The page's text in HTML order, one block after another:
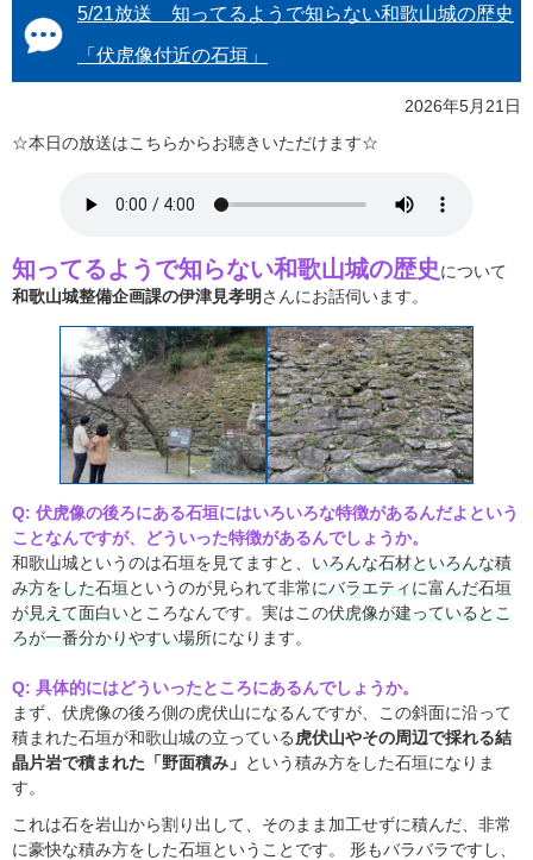
5/21放送 知ってるようで知らない和歌山城の歴史
「伏虎像付近の石垣」
2026年5月21日
☆本日の放送はこちらからお聴きいただけます☆
知ってるようで知らない和歌山城の歴史について
和歌山城整備企画課の伊津見孝明さんにお話伺います。
Q: 伏虎像の後ろにある石垣にはいろいろな特徴があるんだよという
ことなんですが、どういった特徴があるんでしょうか。
和歌山城というのは石垣を見てますと、 いろんな石材といろんな積
み方をした石垣というのが見られて非常にバラエティに富んだ石垣
が見えて面白いところなんです。実はこの伏虎像が建っているとこ
ろが一番分かりやすい場所になります。
Q: 具体的にはどういったところにあるんでしょうか。
まず、伏虎像の後ろ側の虎伏山になるんですが、この斜面に沿って
積まれた石垣が和歌山城の立っている 虎伏山やその周辺で採れる結
晶片岩で積まれた「野面積み」 という積み方をした石垣になりま
す。
これは石を岩山から割り出して、そのまま加工せずに積んだ、非常
に豪快な積み方をした石垣ということです。 形もバラバラですし、